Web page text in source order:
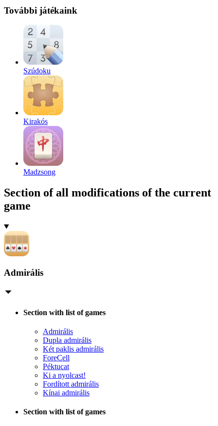
További játékaink
Szúdoku
Kirakós
Madzsong
Section of all modifications of the current
game
Admirális
Section with list of games
Admirális
Dupla admirális
Két paklis admirális
ForeCell
Péktucat
Ki a nyolcast!
Fordított admirális
Kínai admirális
Section with list of games